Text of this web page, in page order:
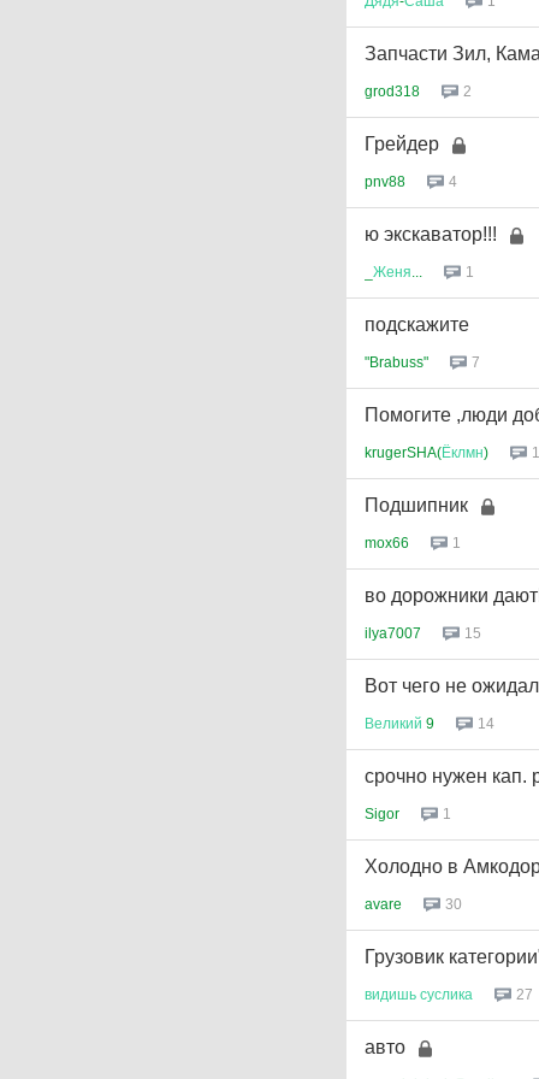
Запчасти Зил,
grod318 2
Грейдер
pnv88 4
ю экскаватор!!!
Женя 1
подскажите
"Brabuss" 7
Помогите ,люди
krugerSHA(Ёклмн)
Подшипник
mox66 1
во дорожники
ilya7007 15
Вот чего не
Великий 9 14
срочно нужен кап.
Sigor 1
Холодно в
avare 30
Грузовик
видишь суслика 27
авто